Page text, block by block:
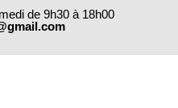
de 9h30 à 18h00